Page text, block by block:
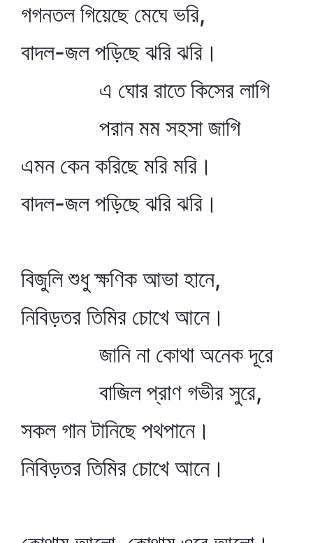
গগনতল গিয়েছে মেঘে ভরি,
বাদল-জল পড়িছে ঝরি ঝরি।
এ ঘোর রাতে কিসের লাগি
পরান মম সহসা জাগি
এমন কেন করিছে মরি মরি।
বাদল-জল পড়িছে ঝরি ঝরি।
বিজুলি শুধু ক্ষণিক আভা হানে,
নিবিড়তর তিমির চোখে আনে।
জানি না কোথা অনেক দূরে
বাজিল প্রাণ গভীর সুরে,
সকল গান টানিছে পথপানে।
নিবিড়তর তিমির চোখে আনে।